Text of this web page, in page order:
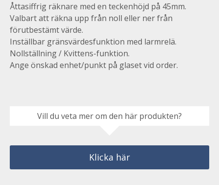
Åttasiffrig räknare med en teckenhöjd på 45mm.
Valbart att räkna upp från noll eller ner från
förutbestämt värde.
Inställbar gränsvärdesfunktion med larmrelä.
Nollställning / Kvittens-funktion.
Ange önskad enhet/punkt på glaset vid order.
Vill du veta mer om den här produkten?
Klicka här